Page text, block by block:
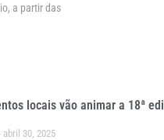
a partir das
locais vão animar a 18ª
abril 30, 2025